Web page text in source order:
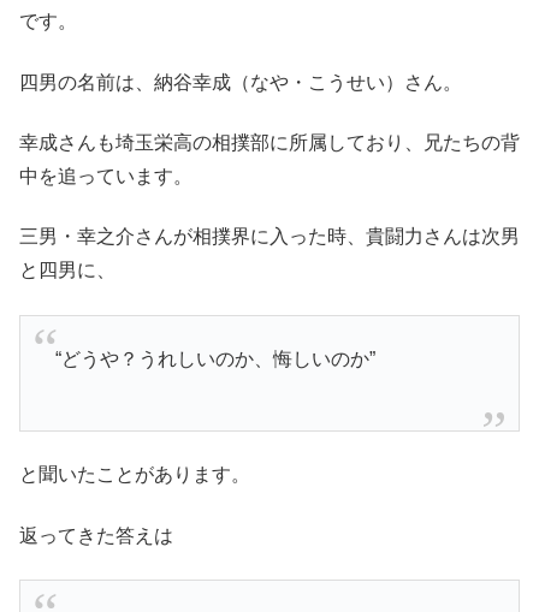
です。
四男の名前は、納谷幸成（なや・こうせい）さん。
幸成さんも埼玉栄高の相撲部に所属しており、兄たちの背
中を追っています。
三男・幸之介さんが相撲界に入った時、貴闘力さんは次男
と四男に、
“どうや？うれしいのか、悔しいのか”
と聞いたことがあります。
返ってきた答えは